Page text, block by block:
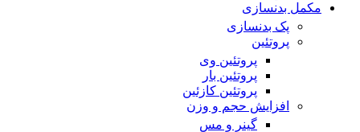
مکمل بدنسازی
پک بدنسازی
پروتئین
پروتئین وی
پروتئین بار
پروتئین کازئین
افزایش حجم و وزن
گینر و مس